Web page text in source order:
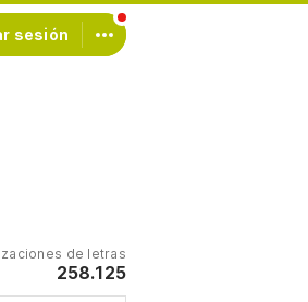
sesión
de letras
258.125